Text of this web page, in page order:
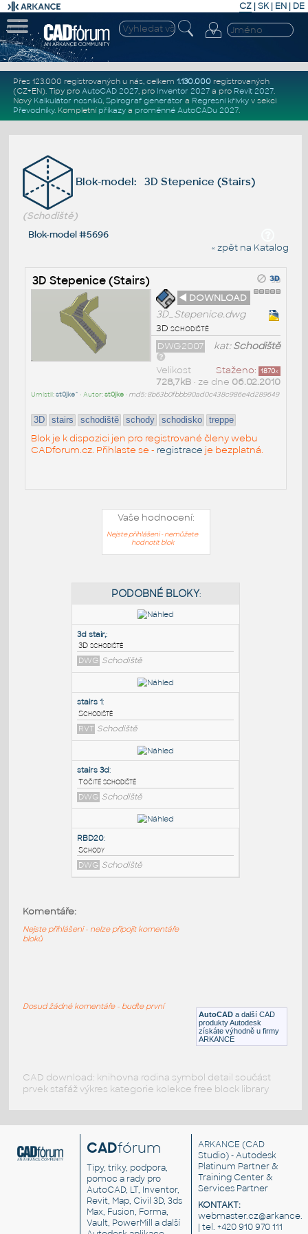
CZ | SK| EN | DE
Přes 123.000 registrovaných u nás, celkem 1.130.000registrovaných
(CZ+EN). Tipy pro AutoCAD 2027, pro Inventor 2027a pro Revit 2027.
Nový Kalkulátor nosníků, Spirograf generátor a Regresní křivkyv sekci
Převodníky. Kompletní příkazya proměnné AutoCADu 2027.
Blok-model: 3D Stepenice (Stairs)
(Schodiště)
Blok-model #5696
« zpět na Katalog
3D Stepenice (Stairs)
◄ DOWNLOAD
3D_Stepenice.dwg
3D schodiště
kat:Schodiště
DWG2007
Staženo: 1870x
Velikost
728,7kB• ze dne 06.02.2010
Umístil:st0jke^ • Autor:st0jke• md5: 8b63b0fbbb90ad0c438c986e4d289649
3D stairs schodiště schody schodisko treppe
Blok je k dispozici jen pro registrované členy webu
CADforum.cz. Přihlaste se - registrace je bezplatná.
Vaše hodnocení:
Nejste přihlášeni - nemůžete
hodnotit blok
3D schodiště
DWG Schodiště
stairs 1:
Schodiště
RVT Schodiště
Schodiště
AutoCAD a další CAD
produkty Autodesk
získáte výhodně u firmy
ARKANCE
Komentáře:
Nejste přihlášeni - nelze připojit komentáře
bloků
Dosud žádné komentáře - buďte první
CAD download: knihovna rodina symbol detail součást
prvek stafáž výkres kategorie kolekce free block library
CADfórum
Tipy, triky, podpora,
pomoc a rady pro
AutoCAD, LT, Inventor,
Revit, Map, Civil 3D, 3ds
Max, Fusion, Forma,
Vault, PowerMill a další
ARKANCE (CAD
Studio) - Autodesk
Platinum Partner &
Training Center &
Services Partner
KONTAKT:
| tel. +420 910 970 111